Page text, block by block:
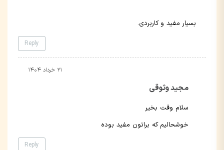
Reply
بسیار مفید و کاربردی.
مجید وثوقی
۲۱ خرداد ۱۴۰۴
Reply
سلام وقت بخیر
خوشحالیم که براتون مفید بوده